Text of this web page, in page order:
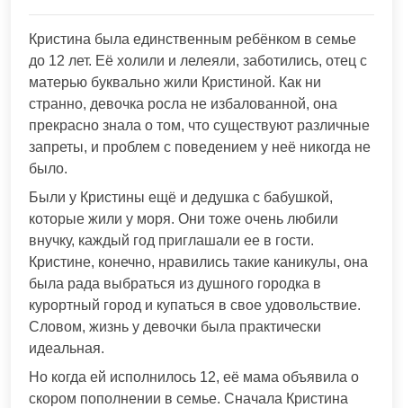
Кристина была единственным ребёнком в семье
до 12 лет. Её холили и лелеяли, заботились, отец с
матерью буквально жили Кристиной. Как ни
странно, девочка росла не избалованной, она
прекрасно знала о том, что существуют различные
запреты, и проблем с поведением у неё никогда не
было.
Были у Кристины ещё и дедушка с бабушкой,
которые жили у моря. Они тоже очень любили
внучку, каждый год приглашали ее в гости.
Кристине, конечно, нравились такие каникулы, она
была рада выбраться из душного городка в
курортный город и купаться в свое удовольствие.
Словом, жизнь у девочки была практически
идеальная.
Но когда ей исполнилось 12, её мама объявила о
скором пополнении в семье. Сначала Кристина